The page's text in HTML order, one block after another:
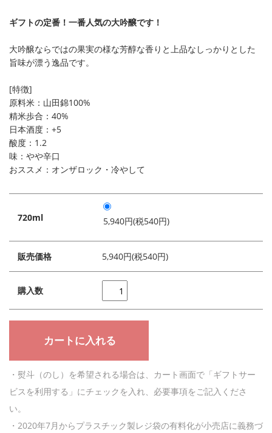
ギフトの定番！一番人気の大吟醸です！
大吟醸ならではの果実の様な芳醇な香りと上品なしっかりとした
旨味が漂う逸品です。
[特徴]
原料米：山田錦100%
精米歩合：40%
日本酒度：+5
酸度：1.2
味：やや辛口
おススメ：オンザロック・冷やして
720ml 5,940円(税540円)
販売価格 5,940円(税540円)
購入数
・熨斗（のし）を希望される場合は、カート画面で「ギフトサー
ビスを利用する」にチェックを入れ、必要事項をご記入くださ
い。
・2020年7月からプラスチック製レジ袋の有料化が小売店に義務づ